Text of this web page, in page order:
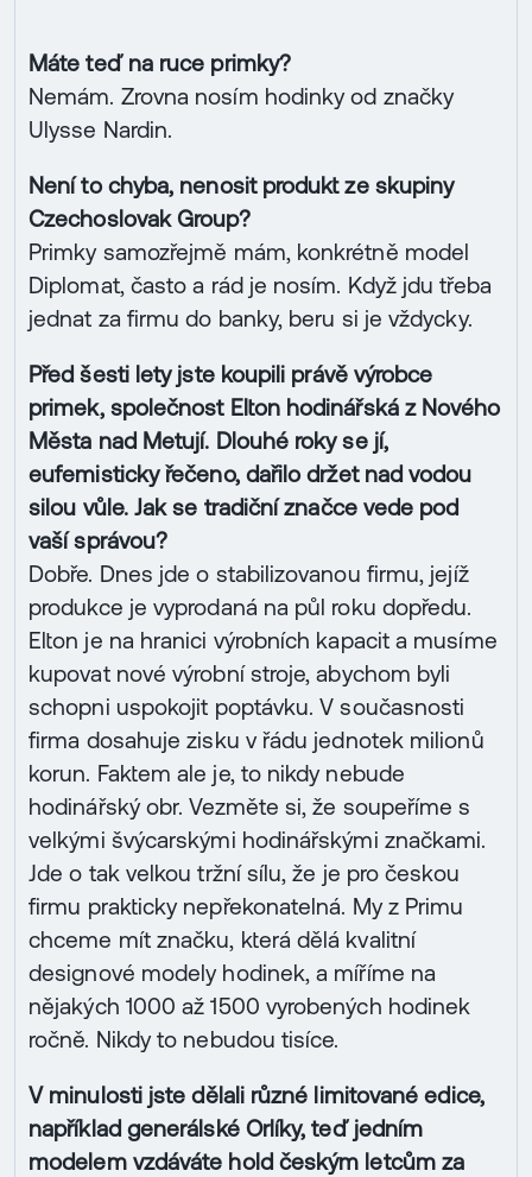
Máte teď na ruce primky?
Nemám. Zrovna nosím hodinky od značky
Ulysse Nardin.
Není to chyba, nenosit produkt ze skupiny
Czechoslovak Group?
Primky samozřejmě mám, konkrétně model
Diplomat, často a rád je nosím. Když jdu třeba
jednat za firmu do banky, beru si je vždycky.
Před šesti lety jste koupili právě výrobce
primek, společnost Elton hodinářská z Nového
Města nad Metují. Dlouhé roky se jí,
eufemisticky řečeno, dařilo držet nad vodou
silou vůle. Jak se tradiční značce vede pod
vaší správou?
Dobře. Dnes jde o stabilizovanou firmu, jejíž
produkce je vyprodaná na půl roku dopředu.
Elton je na hranici výrobních kapacit a musíme
kupovat nové výrobní stroje, abychom byli
schopni uspokojit poptávku. V současnosti
firma dosahuje zisku v řádu jednotek milionů
korun. Faktem ale je, to nikdy nebude
hodinářský obr. Vezměte si, že soupeříme s
velkými švýcarskými hodinářskými značkami.
Jde o tak velkou tržní sílu, že je pro českou
firmu prakticky nepřekonatelná. My z Primu
chceme mít značku, která dělá kvalitní
designové modely hodinek, a míříme na
nějakých 1000 až 1500 vyrobených hodinek
ročně. Nikdy to nebudou tisíce.
V minulosti jste dělali různé limitované edice,
například generálské Orlíky, teď jedním
modelem vzdáváte hold českým letcům za